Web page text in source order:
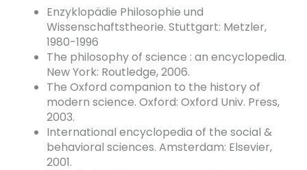
Enzyklopädie Philosophie und
Wissenschaftstheorie. Stuttgart: Metzler,
1980-1996
The philosophy of science : an encyclopedia.
New York: Routledge, 2006.
The Oxford companion to the history of
modern science. Oxford: Oxford Univ. Press,
2003.
International encyclopedia of the social &
behavioral sciences. Amsterdam: Elsevier,
2001.